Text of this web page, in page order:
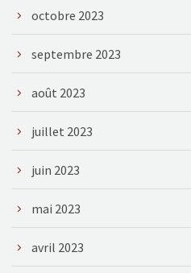
octobre 2023
septembre 2023
août 2023
juillet 2023
juin 2023
mai 2023
avril 2023